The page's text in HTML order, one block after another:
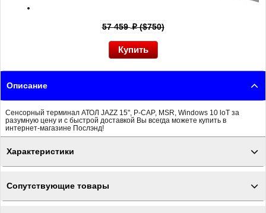
57 459p($750)
Описание
Сенсорный терминал АТОЛ JAZZ 15", P-CAP, MSR, Windows 10 loT за
разумную цену и с быстрой доставкой Вы всегда можете купить в
интернет-магазине Послэнд!
Характеристики
Сопутствующие товары